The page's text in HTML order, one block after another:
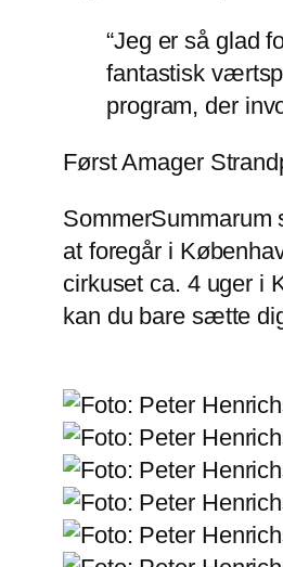
“Jeg er så glad
fantastisk
program, der
Først Amager
SommerSummarum
at foregår i
cirkuset ca. 4 uger i
kan du bare sætte